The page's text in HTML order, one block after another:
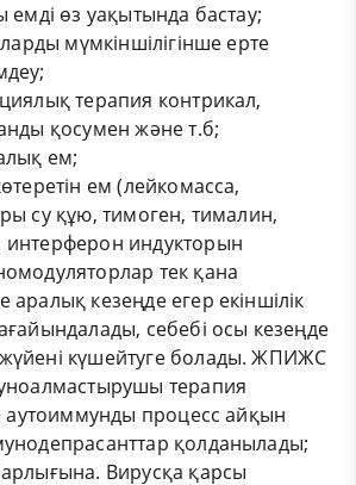
емді өз уақытында бастау;
мүмкіншілігінше ерте
терапия контрикал,
қосумен және т.б;
ем;
ем (лейкомасса,
су құю, тимоген, тималин,
индукторын
тек қана
аралық кезеңде егер екіншілік
себебі осы кезеңде
күшейтуге болады. ЖПИЖС
терапия
аутоиммунды процесс айқын
қолданылады;
Вирусқа қарсы